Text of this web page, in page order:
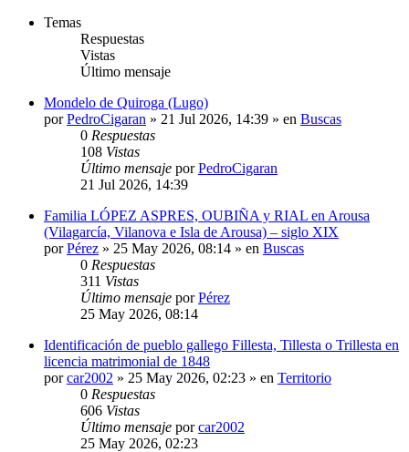
Temas
Respuestas
Vistas
Último mensaje
Mondelo de Quiroga (Lugo)
porPedroCigaran » 21 Jul 2026, 14:39 » en Buscas
0 Respuestas
108 Vistas
Último mensaje porPedroCigaran
21 Jul 2026, 14:39
Familia LÓPEZ ASPRES, OUBIÑA y RIAL en Arousa
(Vilagarcía, Vilanova e Isla de Arousa) – siglo XIX
porPérez » 25 May 2026, 08:14 » en Buscas
0 Respuestas
311 Vistas
Último mensaje porPérez
25 May 2026, 08:14
Identificación de pueblo gallego Fillesta, Tillesta o Trillesta en
licencia matrimonial de 1848
porcar2002 » 25 May 2026, 02:23 » en Territorio
0 Respuestas
606 Vistas
Último mensaje porcar2002
25 May 2026, 02:23